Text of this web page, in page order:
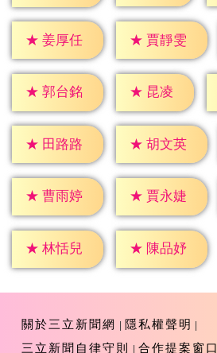
★ 姜厚任 ★ 賈靜雯
★ 郭台銘 ★ 昆凌
★ 田路路 ★ 胡文英
★ 曹雨婷 ★ 賈永婕
★ 林恬兒 ★ 陳品妤
關於三立新聞網
隱私權聲明
三立新聞自律守則
合作提案窗口